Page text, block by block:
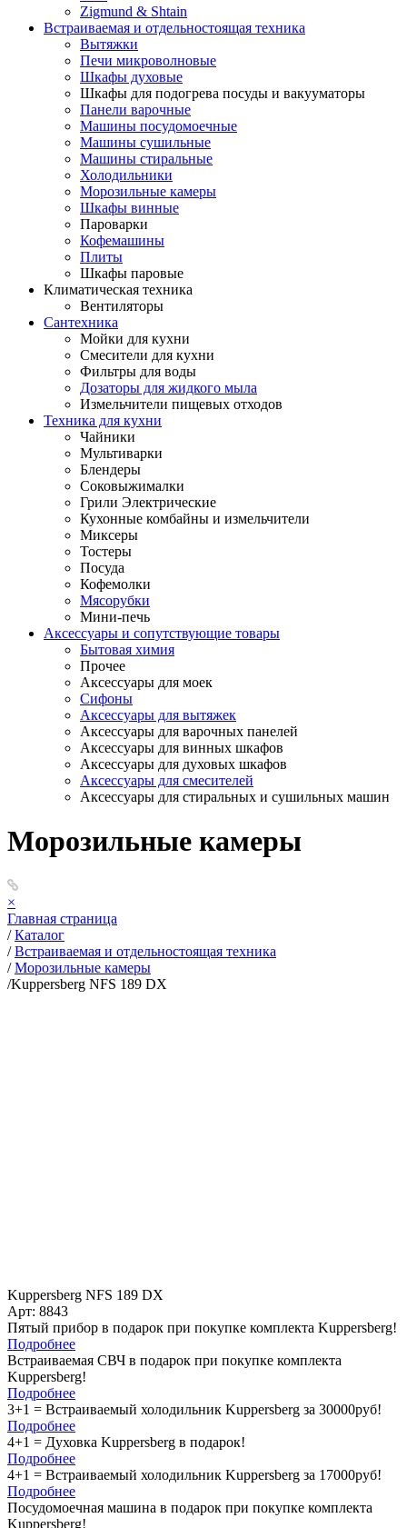
Zigmund & Shtain
Встраиваемая и отдельностоящая техника
Вытяжки
Печи микроволновые
Шкафы духовые
Шкафы для подогрева посуды и вакууматоры
Панели варочные
Машины посудомоечные
Машины сушильные
Машины стиральные
Холодильники
Морозильные камеры
Шкафы винные
Пароварки
Кофемашины
Плиты
Шкафы паровые
Климатическая техника
Вентиляторы
Сантехника
Мойки для кухни
Смесители для кухни
Фильтры для воды
Дозаторы для жидкого мыла
Измельчители пищевых отходов
Техника для кухни
Чайники
Мультиварки
Блендеры
Соковыжималки
Грили Электрические
Кухонные комбайны и измельчители
Миксеры
Тостеры
Посуда
Кофемолки
Мясорубки
Мини-печь
Аксессуары и сопутствующие товары
Бытовая химия
Прочее
Аксессуары для моек
Сифоны
Аксессуары для вытяжек
Аксессуары для варочных панелей
Аксессуары для винных шкафов
Аксессуары для духовых шкафов
Аксессуары для смесителей
Аксессуары для стиральных и сушильных машин
Морозильные камеры
×
Главная страница
/ Каталог
/ Встраиваемая и отдельностоящая техника
/ Морозильные камеры
/Kuppersberg NFS 189 DX
Kuppersberg NFS 189 DX
Арт: 8843
Пятый прибор в подарок при покупке комплекта Kuppersberg!
Подробнее
Встраиваемая СВЧ в подарок при покупке комплекта
Kuppersberg!
Подробнее
3+1 = Встраиваемый холодильник Kuppersberg за 30000руб!
Подробнее
4+1 = Духовка Kuppersberg в подарок!
Подробнее
4+1 = Встраиваемый холодильник Kuppersberg за 17000руб!
Подробнее
Посудомоечная машина в подарок при покупке комплекта
Kuppersberg!